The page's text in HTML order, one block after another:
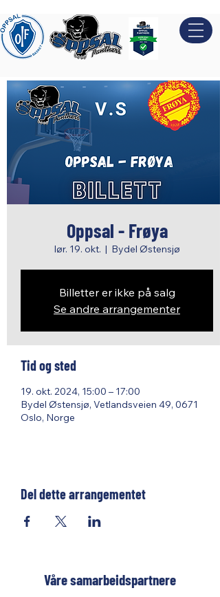
Oppsal - Frøya
lør. 19. okt.
  |
Bydel Østensjø
Billetter er ikke på salg
Se andre arrangementer
Tid og sted
19. okt. 2024, 15:00 – 17:00
Bydel Østensjø, Vetlandsveien 49, 0671
Oslo, Norge
Del dette arrangementet
Våre samarbeidspartnere